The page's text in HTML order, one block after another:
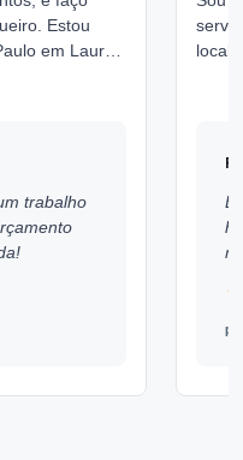
Estou
em Lauro
trabalho